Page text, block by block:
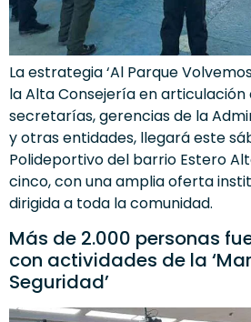
La estrategia ‘Al Parque
la Alta Consejería en
secretarías, gerencias de la
y otras entidades, llegará este
Polideportivo del barrio Estero
cinco, con una amplia oferta
dirigida a toda la comunidad.
Más de 2.000 personas
con actividades de la
Seguridad’